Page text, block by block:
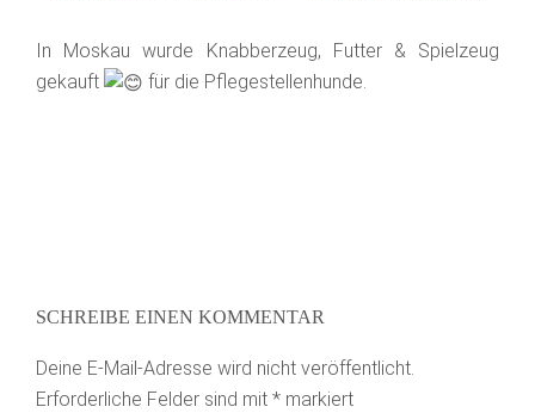
In Moskau wurde Knabberzeug, Futter & Spielzeug
gekauft
für die Pflegestellenhunde.
SCHREIBE EINEN KOMMENTAR
Deine E-Mail-Adresse wird nicht veröffentlicht.
Erforderliche Felder sind mit * markiert